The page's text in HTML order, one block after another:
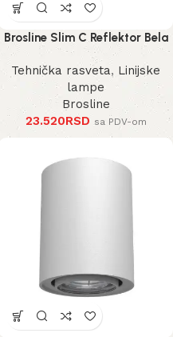
Brosline Slim C Reflektor Bela
4000K 1200 mm 40 mm 1290
mm
Tehnička rasveta, Linijske
lampe
Brosline
23.520RSD sa PDV-om